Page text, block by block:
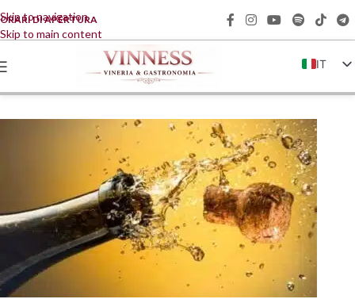
Skip to navigation
Skip to main content
ORARI DI APERTURA
IT
EN
FR
DE
ZH